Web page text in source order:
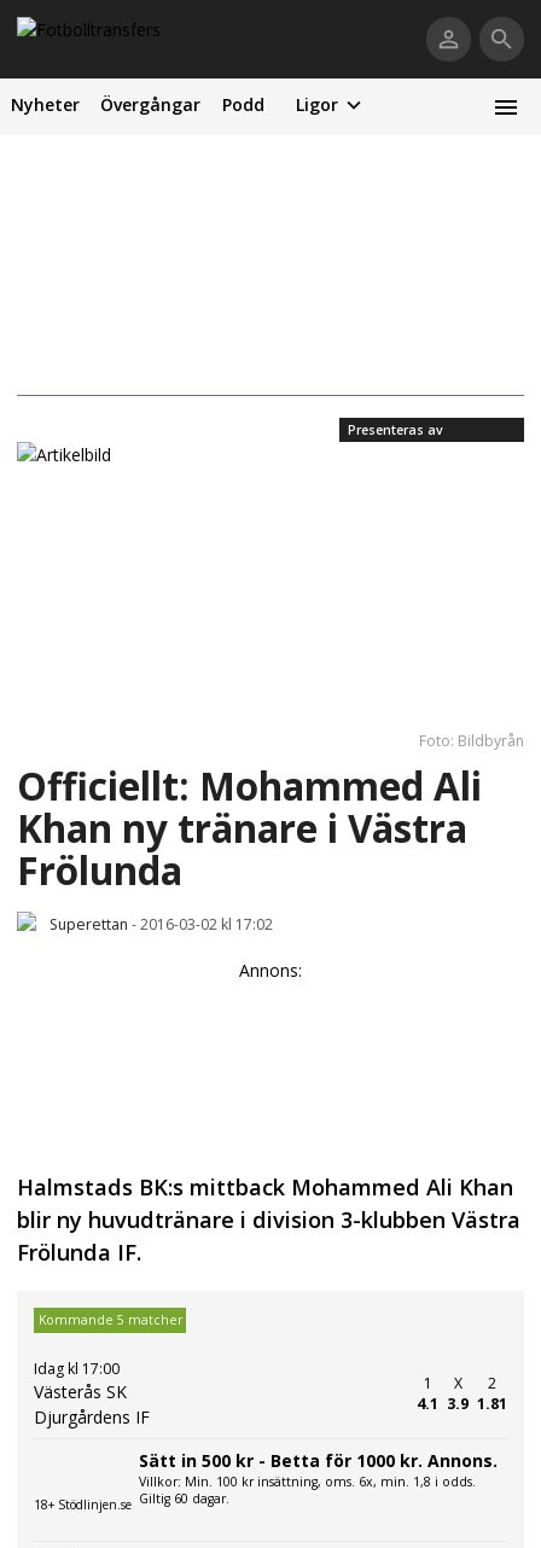
Nyheter Övergångar Podd Ligor
Presenteras av
Foto: Bildbyrån
Officiellt: Mohammed Ali
Khan ny tränare i Västra
Frölunda
Superettan -2016-03-02 kl 17:02
Annons:
Halmstads BK:s mittback Mohammed Ali Khan
blir ny huvudtränare i division 3-klubben Västra
Frölunda IF.
Kommande 5 matcher
Idag kl 17:00
Västerås SK
Djurgårdens IF
1
4.1
X
3.9
2
1.81
18+ Stödlinjen.se
Sätt in 500 kr - Betta för 1000 kr. Annons.
Villkor: Min. 100 kr insättning, oms. 6x, min. 1,8 i odds.
Giltig 60 dagar.